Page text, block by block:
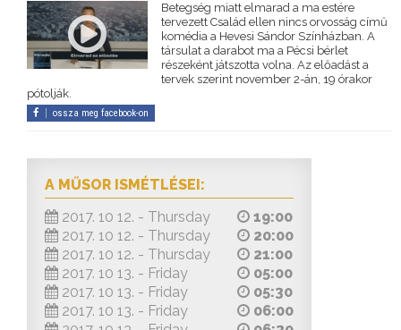
Betegség miatt elmarad a ma estére
tervezett Család ellen nincs orvosság című
komédia a Hevesi Sándor Színházban. A
társulat a darabot ma a Pécsi bérlet
részeként játszotta volna. Az előadást a
tervek szerint november 2-án, 19 órakor
pótolják.
ossza meg facebook-on
A MŰSOR ISMÉTLÉSEI:
2017. 10 12. - Thursday
19:00
2017. 10 12. - Thursday
20:00
2017. 10 12. - Thursday
21:00
2017. 10 13. - Friday
05:00
2017. 10 13. - Friday
05:30
2017. 10 13. - Friday
06:00